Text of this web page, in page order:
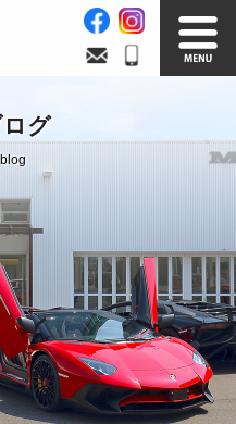
買取無料査定
サービス案内
Company info.
会社案内
グ